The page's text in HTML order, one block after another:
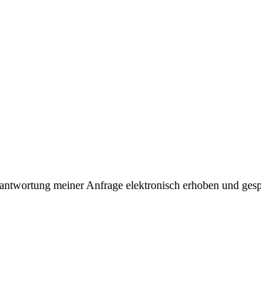
meiner Anfrage elektronisch erhoben und